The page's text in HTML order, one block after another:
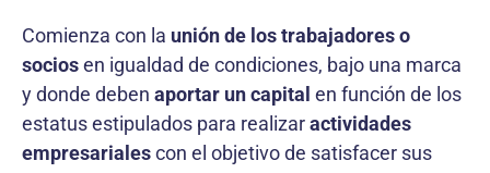
Comienza con la unión de los trabajadores o
sociosen igualdad de condiciones, bajo una marca
y donde deben aportar un capital en función de los
estatus estipulados para realizaractividades
empresarialescon el objetivo de satisfacer sus